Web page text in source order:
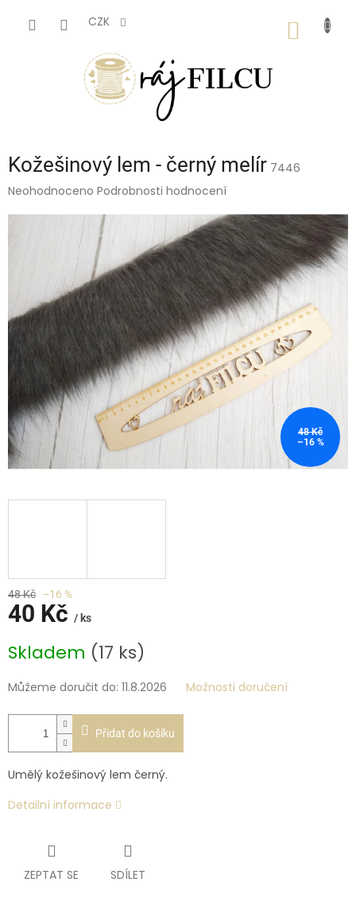
CZK
Kožešinový lem - černý melír 7446
Průměrné
je
hvězdiček.
Neohodnoceno Podrobnosti hodnocení
48 Kč
–16 %
48 Kč –16 %
40 Kč / ks
cena:
Skladem (17 ks)
Můžeme doručit do: 11.8.2026 Možnosti doručení
Přidat do košíku
Umělý kožešinový lem černý.
Detailní informace
ZEPTAT SE SDÍLET